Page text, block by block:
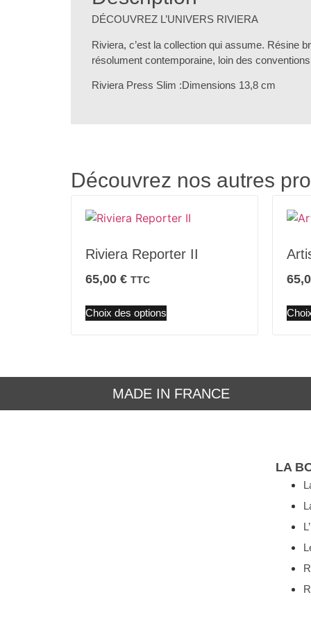
DÉCOUVREZ L’UNIVERS RIVIERA
Riviera, c’est la collection qui assume. Résine
résolument contemporaine, loin des
Riviera Press Slim :Dimensions 13,8 cm
Découvrez nos autres
Riviera Reporter II
65,00 € TTC
Choix des options
MADE IN FRANCE
LA